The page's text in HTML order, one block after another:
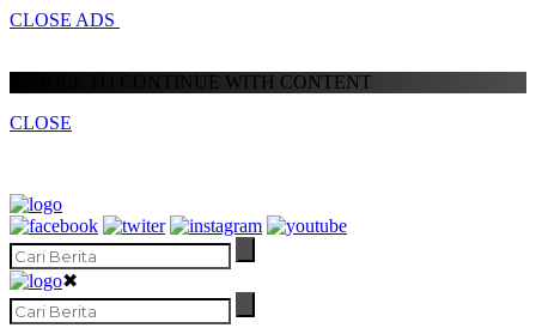
CLOSE ADS
SCROLL TO CONTINUE WITH CONTENT
CLOSE
✖